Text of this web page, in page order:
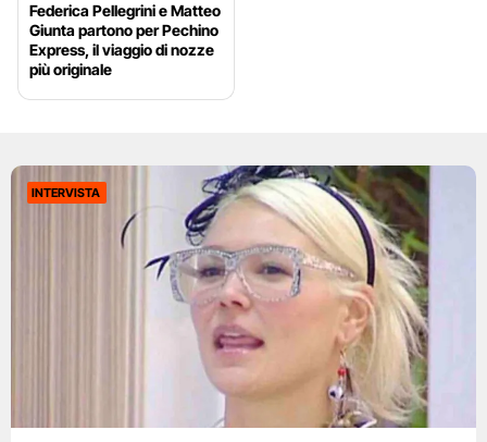
Federica Pellegrini e Matteo
Giunta partono per Pechino
Express, il viaggio di nozze
più originale
INTERVISTA